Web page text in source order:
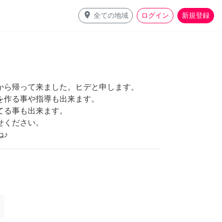
place 全ての地域 ログイン 新規登録
帰って来ました。ヒデと申します。
る事や指導も出来ます。
事も出来ます。
ださい。
♪